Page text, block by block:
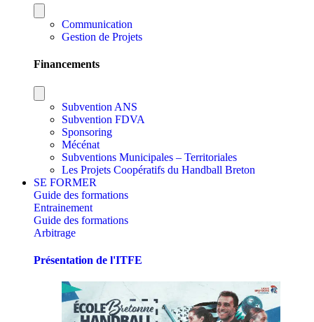
Communication
Gestion de Projets
Financements
Subvention ANS
Subvention FDVA
Sponsoring
Mécénat
Subventions Municipales – Territoriales
Les Projets Coopératifs du Handball Breton
SE FORMER
Guide des formations
Entrainement
Guide des formations
Arbitrage
Présentation de l'ITFE